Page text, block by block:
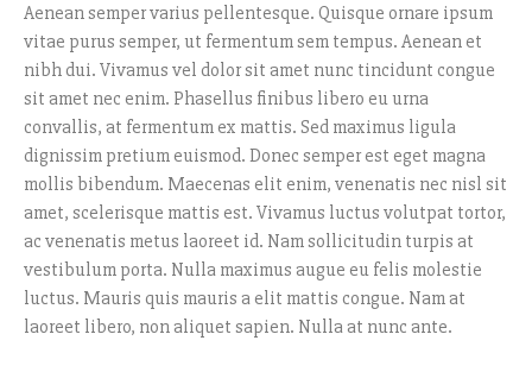
Aenean semper varius pellentesque. Quisque ornare ipsum
vitae purus semper, ut fermentum sem tempus. Aenean et
nibh dui. Vivamus vel dolor sit amet nunc tincidunt congue
sit amet nec enim. Phasellus finibus libero eu urna
convallis, at fermentum ex mattis. Sed maximus ligula
dignissim pretium euismod. Donec semper est eget magna
mollis bibendum. Maecenas elit enim, venenatis nec nisl sit
amet, scelerisque mattis est. Vivamus luctus volutpat tortor,
ac venenatis metus laoreet id. Nam sollicitudin turpis at
vestibulum porta. Nulla maximus augue eu felis molestie
luctus. Mauris quis mauris a elit mattis congue. Nam at
laoreet libero, non aliquet sapien. Nulla at nunc ante.